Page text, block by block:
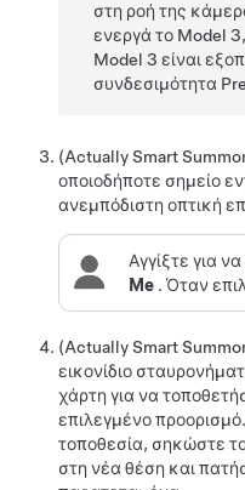
στη ροή της
ενεργά το Model 3
Model 3 είναι
συνδεσιμότητα
(Actually Smart
οποιοδήποτε σημείο
ανεμπόδιστη οπτική
Αγγίξτε για
Me . Όταν
(Actually Smart
εικονίδιο
χάρτη για να
επιλεγμένο
τοποθεσία, σηκώστε
στη νέα θέση και